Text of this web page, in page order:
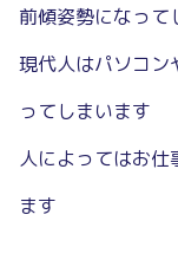
前傾姿勢になって
現代人はパソコン
ってしまいます
人によってはお仕
ます